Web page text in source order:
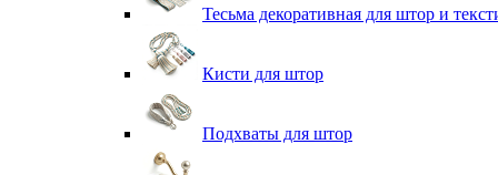
Тесьма декоративная для штор и
Кисти для штор
Подхваты для штор